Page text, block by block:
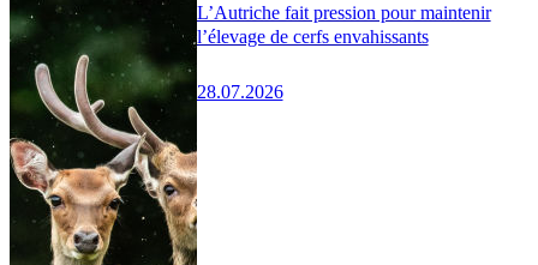
L’Autriche fait pression pour maintenir
l’élevage de cerfs envahissants
28.07.2026